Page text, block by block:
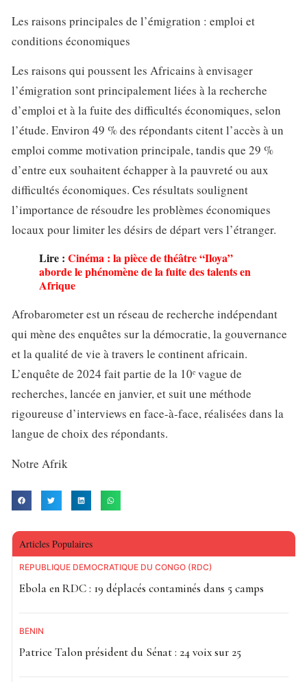
Les raisons principales de l’émigration : emploi et
conditions économiques
Les raisons qui poussent les Africains à envisager
l’émigration sont principalement liées à la recherche
d’emploi et à la fuite des difficultés économiques, selon
l’étude. Environ 49 % des répondants citent l’accès à un
emploi comme motivation principale, tandis que 29 %
d’entre eux souhaitent échapper à la pauvreté ou aux
difficultés économiques. Ces résultats soulignent
l’importance de résoudre les problèmes économiques
locaux pour limiter les désirs de départ vers l’étranger.
Lire : Cinéma : la pièce de théâtre “Iloya”
aborde le phénomène de la fuite des talents en
Afrique
Afrobarometer est un réseau de recherche indépendant
qui mène des enquêtes sur la démocratie, la gouvernance
et la qualité de vie à travers le continent africain.
L’enquête de 2024 fait partie de la 10ᵉ vague de
recherches, lancée en janvier, et suit une méthode
rigoureuse d’interviews en face-à-face, réalisées dans la
langue de choix des répondants.
Notre Afrik
Articles Populaires
RÉPUBLIQUE DÉMOCRATIQUE DU CONGO (RDC)
Ebola en RDC : 19 déplacés contaminés dans 5 camps
BÉNIN
Patrice Talon président du Sénat : 24 voix sur 25